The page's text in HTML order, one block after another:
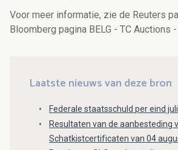
Voor meer informatie, zie de Reuters
Bloomberg pagina BELG - TC Auctions
Laatste nieuws van deze bron
Federale staatsschuld per eind
Resultaten van de aanbesteding
Schatkistcertificaten van 04